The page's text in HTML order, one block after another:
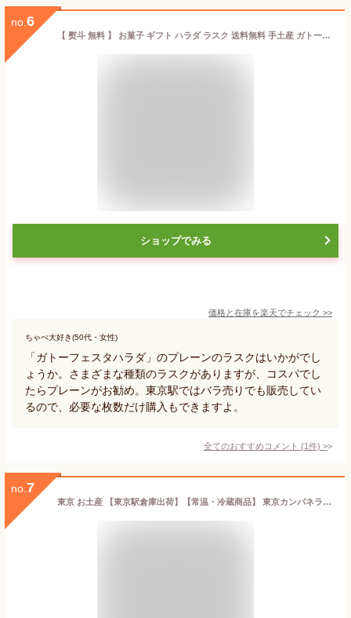
no. 6
【 熨斗 無料 】 お菓子 ギフト ハラダ ラスク 送料無料 手土産 ガトーフェスタ R3 小缶 2枚/1袋 × 18袋(36枚入) 退職 ハラダラスク 御礼 内祝 御礼返し 通販 2026 ホワイトデー お返し
ショップでみる
価格と在庫を楽天でチェック >>
ちゃぺ大好き(50代・女性)
「ガトーフェスタハラダ」のプレーンのラスクはいかがでし
ょうか。さまざまな種類のラスクがありますが、コスパでし
たらプレーンがお勧め。東京駅ではバラ売りでも販売してい
るので、必要な枚数だけ購入もできますよ。
全てのおすすめコメント (1件) >
no. 7
東京 お土産 【東京駅倉庫出荷】【常温・冷蔵商品】 東京カンパネラ 詰合せ 16個入 土産 東京みやげ 東京土産 お菓子 スイーツ ラングドシャ チョコクッキー お中元 御中元 お歳暮 御歳暮 ホワイトデー 内祝い お取り寄せ ギフト プレゼント のし不可